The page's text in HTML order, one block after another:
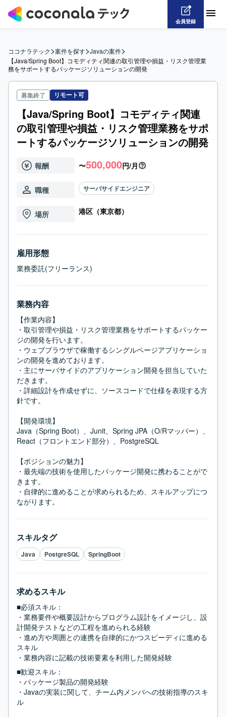
会員登録
ココナラテック>案件を探す>Javaの案件>
【Java/Spring Boot】コモディティ関連の取引管理や損益・リスク管理業
務をサポートするパッケージソリューションの開発
募集終了 リモート可
【Java/Spring Boot】コモディティ関連
の取引管理や損益・リスク管理業務をサポ
ートするパッケージソリューションの開発
報酬 〜500,000円/月
職種 サーバサイドエンジニア
場所 港区（東京都）
雇用形態
業務委託(フリーランス)
業務内容
【作業内容】
・取引管理や損益・リスク管理業務をサポートするパッケー
ジの開発を行います。
・ウェブブラウザで稼働するシングルページアプリケーショ
ンの開発を進めております。
・主にサーバサイドのアプリケーション開発を担当していた
だきます。
・詳細設計を作成せずに、ソースコードで仕様を表現する方
針です。
【開発環境】
Java（Spring Boot）、Junit、Spring JPA（O/Rマッパー）、
React（フロントエンド部分）、PostgreSQL
【ポジションの魅力】
・最先端の技術を使用したパッケージ開発に携わることがで
きます。
・自律的に進めることが求められるため、スキルアップにつ
ながります。
スキルタグ
Java PostgreSQL SpringBoot
求めるスキル
■必須スキル：
・業務要件や概要設計からプログラム設計をイメージし、設
計開発テストなどの工程を進められる経験
・進め方や周囲との連携を自律的にかつスピーディに進める
スキル
・業務内容に記載の技術要素を利用した開発経験
■歓迎スキル：
・パッケージ製品の開発経験
・Javaの実装に関して、チーム内メンバへの技術指導のスキ
ル